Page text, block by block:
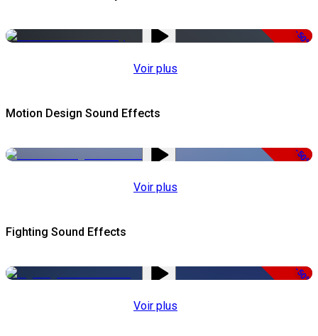
-50%
Voir plus
Motion Design Sound Effects
-50%
Voir plus
Fighting Sound Effects
-50%
Voir plus